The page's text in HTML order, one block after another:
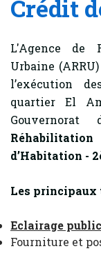
Crédit
L'Agence de
Urbaine
l’exécution
quartier El
Gouvernorat
d’Habitation -
Les principaux
Eclairage
Fourniture et